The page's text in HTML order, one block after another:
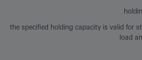
the specified holding capacity is valid for
load